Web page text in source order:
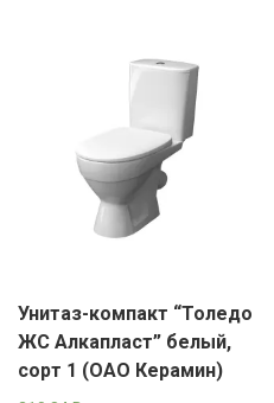
Унитаз-компакт “Толедо
ЖС Алкапласт” белый,
сорт 1 (ОАО Керамин)